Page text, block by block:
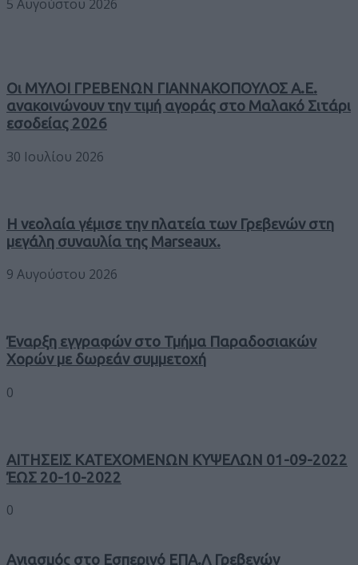
5 Αυγούστου 2026
Οι ΜΥΛΟΙ ΓΡΕΒΕΝΩΝ ΓΙΑΝΝΑΚΟΠΟΥΛΟΣ Α.Ε.
ανακοινώνουν την τιμή αγοράς στο Μαλακό Σιτάρι
εσοδείας 2026
30 Ιουλίου 2026
Η νεολαία γέμισε την πλατεία των Γρεβενών στη
μεγάλη συναυλία της Marseaux.
9 Αυγούστου 2026
Έναρξη εγγραφών στο Τμήμα Παραδοσιακών
Χορών με δωρεάν συμμετοχή
0
ΑΙΤΗΣΕΙΣ ΚΑΤΕΧΟΜΕΝΩΝ ΚΥΨΕΛΩΝ 01-09-2022
ΈΩΣ 20-10-2022
0
Αγιασμός στο Εσπερινό ΕΠΑ.Λ Γρεβενών